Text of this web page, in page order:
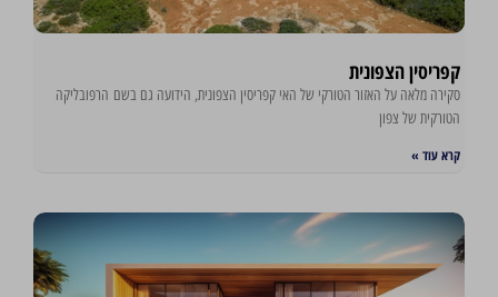
קפריסין הצפונית
סקירה מלאה על האזור הטורקי של האי קפריסין הצפונית, הידועה גם בשם הרפובליקה
הטורקית של צפון
קרא עוד »